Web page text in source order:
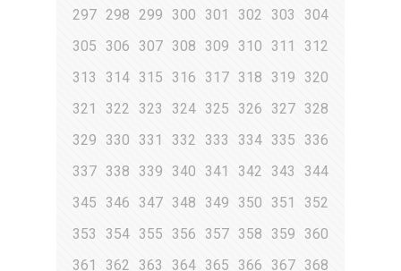
297 298 299 300 301 302 303
304
305
306 307 308 309 310 311
312
313
314 315 316 317 318 319
320
321
322 323 324 325 326 327 328
329
330 331 332 333 334 335
336
337 338 339 340 341 342 343
344
345
346 347 348 349 350 351
352
353
354 355 356 357 358 359 360
361
362 363 364 365 366 367 368